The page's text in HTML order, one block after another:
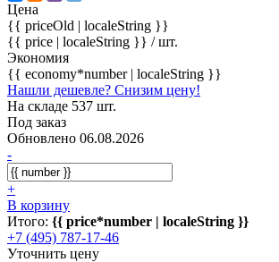
Цена
{{ priceOld | localeString }}
{{ price | localeString }} / шт.
Экономия
{{ economy*number | localeString }}
Нашли дешевле? Снизим цену!
На складе 537 шт.
Под заказ
Обновлено 06.08.2026
-
+
В корзину
Итого: {{ price*number | localeString }}
+7 (495) 787-17-46
Уточнить цену